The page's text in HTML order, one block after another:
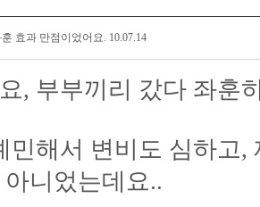
효과 만점이었어요. 10.07.14
, 부부끼리 갔다 좌훈
민해서 변비도 심하고
니었는데요..